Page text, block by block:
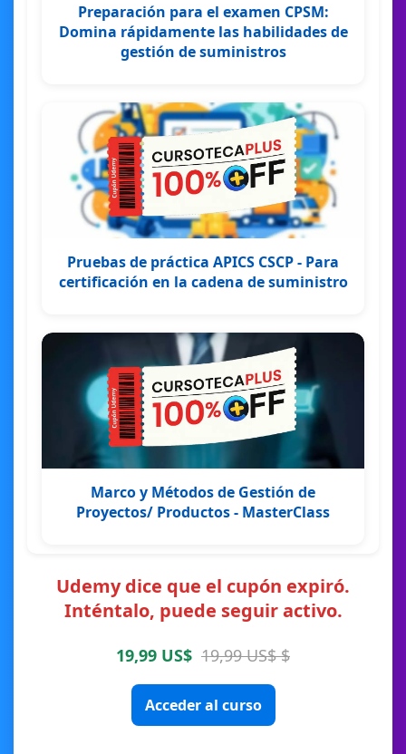
Preparación para el examen CPSM:
Domina rápidamente las habilidades de
gestión de suministros
Pruebas de práctica APICS CSCP - Para
certificación en la cadena de suministro
Marco y Métodos de Gestión de
Proyectos/ Productos - MasterClass
Udemy dice que el cupón expiró.
Inténtalo, puede seguir activo.
19,99 US$ 19,99 US$ $
Acceder al curso